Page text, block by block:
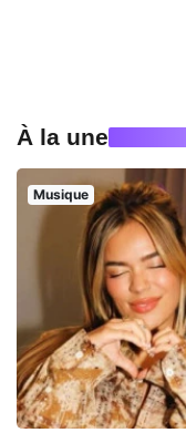
À la une
Musique